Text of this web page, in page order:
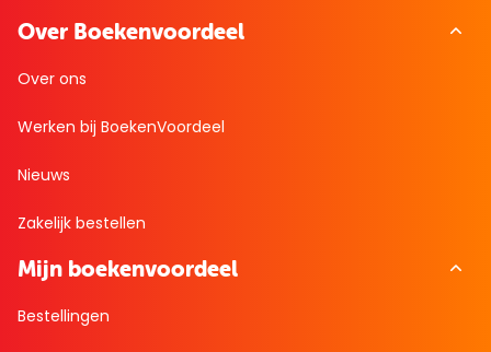
Over Boekenvoordeel
Over ons
Werken bij BoekenVoordeel
Nieuws
Zakelijk bestellen
Mijn boekenvoordeel
Bestellingen